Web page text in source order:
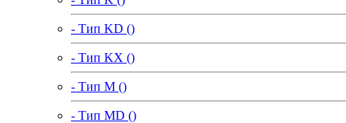
- Тип KD ()
- Тип KX ()
- Тип M ()
- Тип MD ()